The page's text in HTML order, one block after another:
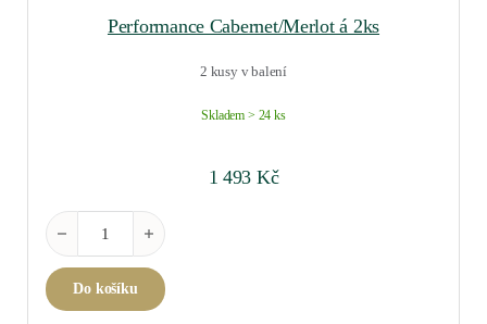
Performance Cabernet/Merlot á 2ks
2 kusy v balení
Skladem > 24 ks
1 493 Kč
Performance Cabernet/Merlot á 2ks množství
Do košíku